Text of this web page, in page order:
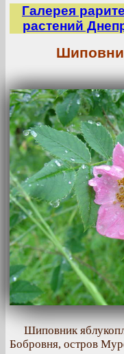
Галерея
растений
Шиповник
Бобровня, остров